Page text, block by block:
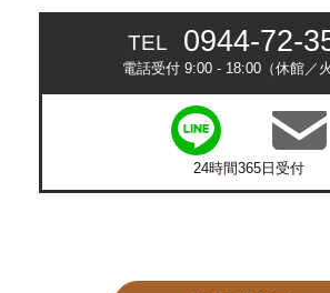
TEL 0944-72-
電話受付 9:00 - 18:00（休館／火
24時間365日受付